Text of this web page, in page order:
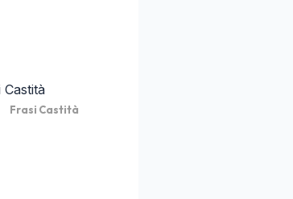
Frasi Castità